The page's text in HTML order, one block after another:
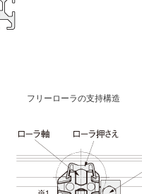
フリーローラの支持構造